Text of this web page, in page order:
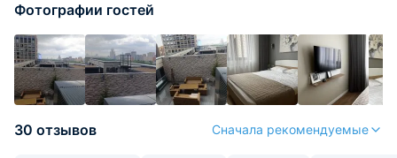
Фотографии гостей
30 отзывов Сначала рекомендуемые